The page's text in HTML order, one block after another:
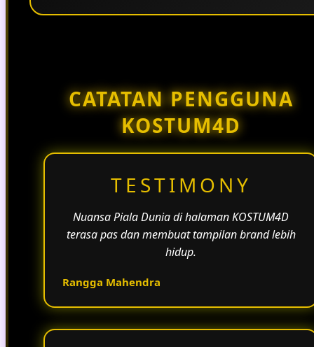
CATATAN PENGGUNA
KOSTUM4D
TESTIMONY
Nuansa Piala Dunia di halaman KOSTUM4D
terasa pas dan membuat tampilan brand lebih
hidup.
Rangga Mahendra